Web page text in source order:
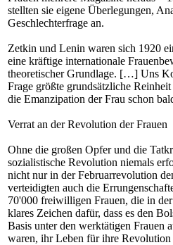
stellten sie eigene Überlegungen,
Geschlechterfrage an.
Zetkin und Lenin waren sich 1920
eine kräftige internationale
theoretischer Grundlage. […] Uns
Frage größte grundsätzliche
die Emanzipation der Frau schon
Verrat an der Revolution der Frauen
Ohne die großen Opfer und die
sozialistische Revolution niemals
nicht nur in der Februarrevolution
verteidigten auch die
70'000 freiwilligen Frauen, die in
klares Zeichen dafür, dass es den
Basis unter den werktätigen Frauen
waren, ihr Leben für ihre Revolution